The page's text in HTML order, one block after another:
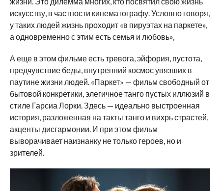
искусству, в частности кинематографу. Условно говоря,
у таких людей жизнь проходит «в пируэтах на паркете»,
а одновременно с этим есть семья и любовь»,
А еще в этом фильме есть тревога, эйфория, пустота,
предчувствие беды, внутренний космос увязших в
паутине жизни людей. «Паркет» — фильм свободный от
бытовой конкретики, элегичное танго пустых иллюзий в
стиле Гарсиа Лорки. Здесь — идеально выстроенная
история, разложенная на такты танго и вихрь страстей,
акценты дисгармонии. И при этом фильм
выворачивает наизнанку не только героев, но и
зрителей.